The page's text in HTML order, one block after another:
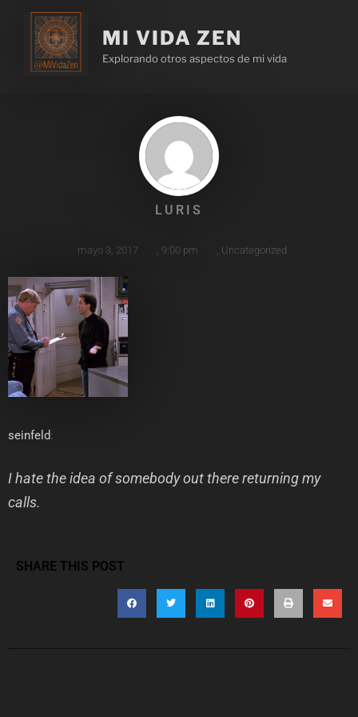
MI VIDA ZEN
Explorando otros aspectos de mi vida
LURIS
mayo 3, 2017 9:00 pm Uncategorized
seinfeld:
I hate the idea of somebody out there returning my
calls.
SHARE THIS POST